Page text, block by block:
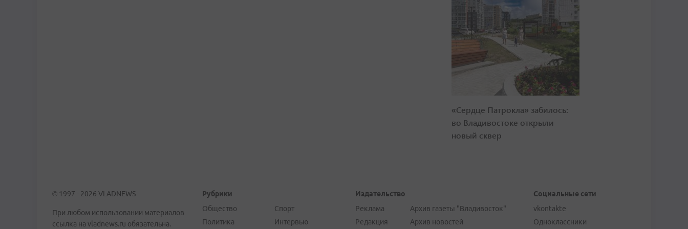
«Сердце Патрокла» забилось:
во Владивостоке открыли
новый сквер
© 1997 - 2026 VLADNEWS
При любом использовании материалов
ссылка на vladnews.ru обязательна.
Рубрики
Общество
Политика
Спорт
Интервью
Издательство
Реклама
Редакция
Архив газеты "Владивосток"
Архив новостей
Социальные сети
vkontakte
Одноклассники